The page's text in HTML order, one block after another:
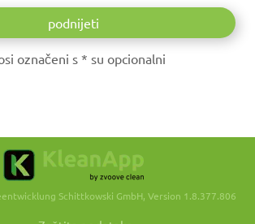
označeni s * su opcionalni
Schittkowski GmbH, Version 1.8.377.806